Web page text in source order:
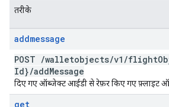
तरीके
addmessage
POST /walletobjects/v1 /flight
Id}/addMessage
दिए गए ऑब्जेक्ट आईडी से रेफ़र किए गए फ़्लाइट
get